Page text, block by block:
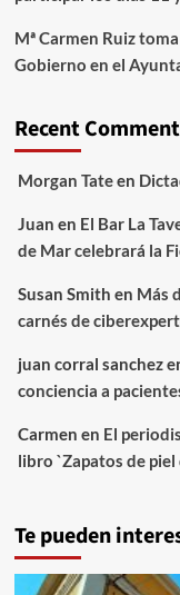
Mª Carmen Ruiz
Gobierno en el
Recent
Morgan Tateen
Juan en El Bar La
de Mar celebrará la
Susan Smith en Más
carnés de
juan corral sanchez
conciencia a
Carmen en El
libro `Zapatos de piel
Te pueden